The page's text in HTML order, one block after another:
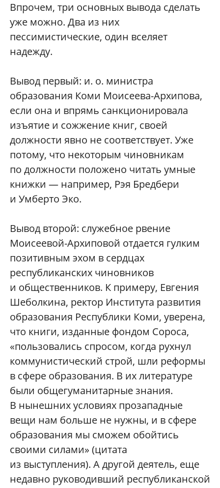
Впрочем, три основных вывода сделать
уже можно. Два из них
пессимистические, один вселяет
надежду.
Вывод первый: и. о. министра
образования Коми Моисеева-Архипова,
если она и впрямь санкционировала
изъятие и сожжение книг, своей
должности явно не соответствует. Уже
потому, что некоторым чиновникам
по должности положено читать умные
книжки — например, Рэя Бредбери
и Умберто Эко.
Вывод второй: служебное рвение
Моисеевой-Архиповой отдается гулким
позитивным эхом в сердцах
республиканских чиновников
и общественников. К примеру, Евгения
Шеболкина, ректор Института развития
образования Республики Коми, уверена,
что книги, изданные фондом Сороса,
«пользовались спросом, когда рухнул
коммунистический строй, шли реформы
в сфере образования. В их литературе
были общегуманитарные знания.
В нынешних условиях прозападные
вещи нам больше не нужны, и в сфере
образования мы сможем обойтись
своими силами» (цитата
из выступления). А другой деятель, еще
недавно руководивший республиканской